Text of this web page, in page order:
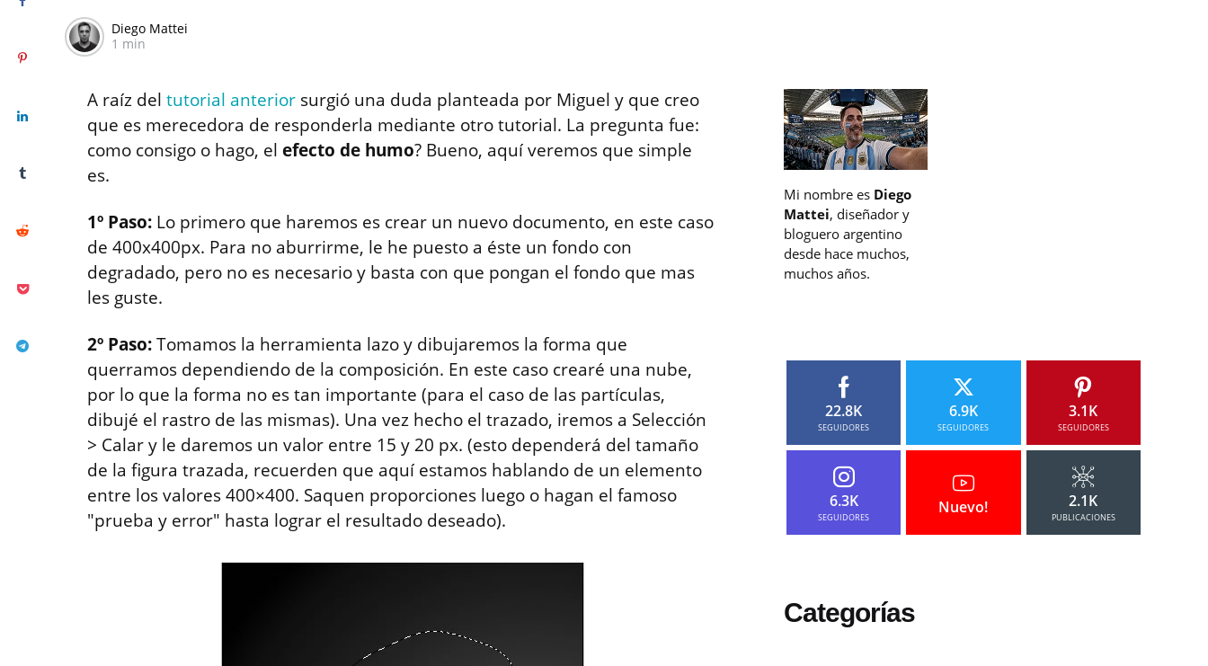
Diego Mattei
1 min
A raíz del tutorial anterior surgió una duda planteada por Miguel y que creo
que es merecedora de responderla mediante otro tutorial. La pregunta fue:
como consigo o hago, el efecto de humo? Bueno, aquí veremos que simple
es.
1º Paso: Lo primero que haremos es crear un nuevo documento, en este caso
de 400x400px. Para no aburrirme, le he puesto a éste un fondo con
degradado, pero no es necesario y basta con que pongan el fondo que mas
les guste.
2º Paso:Tomamos la herramienta lazo y dibujaremos la forma que
querramos dependiendo de la composición. En este caso crearé una nube,
por lo que la forma no es tan importante (para el caso de las partículas,
dibujé el rastro de las mismas). Una vez hecho el trazado, iremos a Selección
> Calar y le daremos un valor entre 15 y 20 px. (esto dependerá del tamaño
de la figura trazada, recuerden que aquí estamos hablando de un elemento
entre los valores 400×400. Saquen proporciones luego o hagan el famoso
"prueba y error" hasta lograr el resultado deseado).
Mi nombre es Diego
Mattei, diseñador y
bloguero argentino
desde hace muchos,
muchos años.
22.8K
SEGUIDORES
6.9K
SEGUIDORES
3.1K
SEGUIDORES
6.3K
SEGUIDORES
Nuevo! 2.1K
PUBLICACIONES
Categorías